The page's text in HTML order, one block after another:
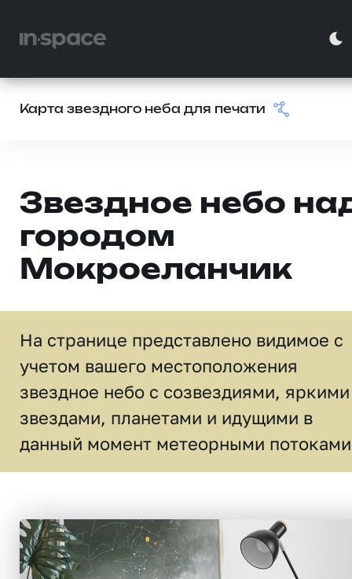
Карта звездного неба для печати
Звездное небо
городом
Мокроеланчик
На странице представлено видимое c
учетом вашего местоположения
звездное небо c созвездиями, яркими
звездами, планетами и идущими в
данный момент метеорными